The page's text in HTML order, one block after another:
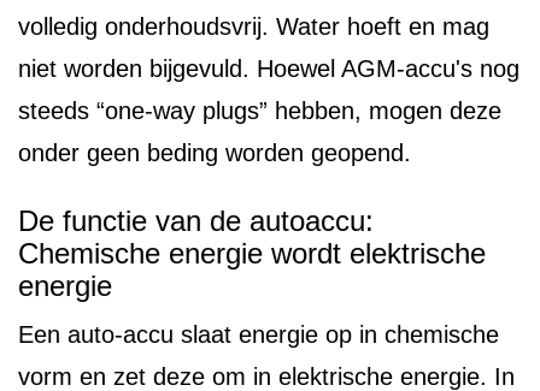
volledig onderhoudsvrij. Water hoeft en mag
niet worden bijgevuld. Hoewel AGM-accu's nog
steeds “one-way plugs” hebben, mogen deze
onder geen beding worden geopend.
De functie van de autoaccu:
Chemische energie wordt elektrische
energie
Een auto-accu slaat energie op in chemische
vorm en zet deze om in elektrische energie. In